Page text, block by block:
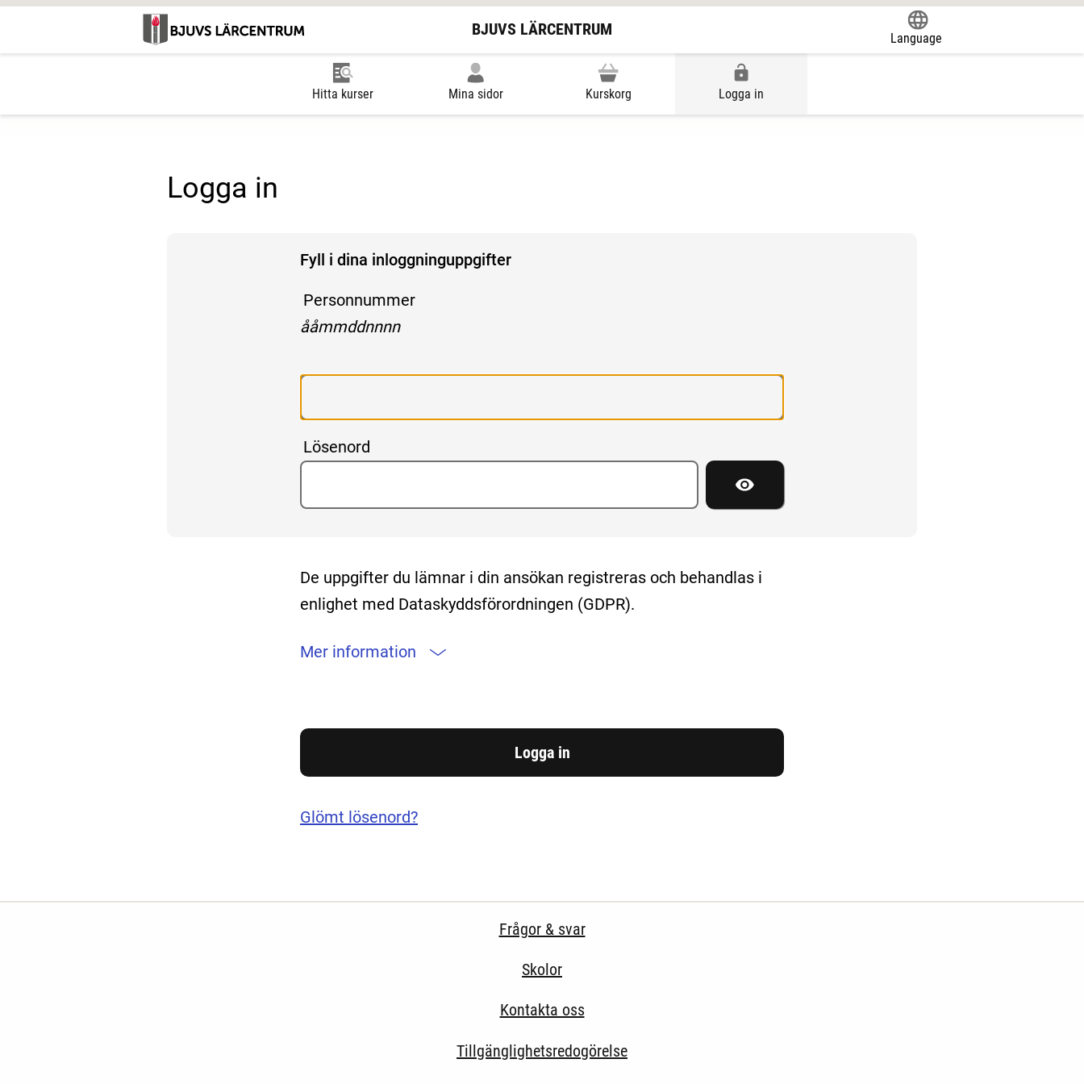
BJUVS LÄRCENTRUM Language
Hitta kurser Mina sidor Kurskorg Logga in
Logga in
Fyll i dina inloggninguppgifter
Personnummer
enligt följande mönster:
ååmmddnnnn
Lösenord
Visa lösenord
De uppgifter du lämnar i din ansökan registreras och behandlas i
enlighet med Dataskyddsförordningen (GDPR).
Mer information
Glömt lösenord?
Frågor & svar
Skolor
Kontakta oss
Tillgänglighetsredogörelse